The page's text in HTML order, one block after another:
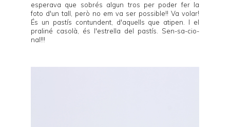
esperava que sobrés algun tros per poder fer la
foto d'un tall, però no em va ser possible!! Va volar!
És un pastís contundent, d'aquells que atipen. I el
praliné casolà, és l'estrella del pastís. Sen-sa-cio-
nal!!!